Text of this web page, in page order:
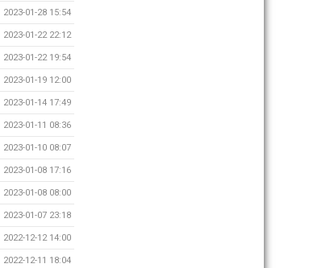
2023-01-28 15:54
2023-01-22 22:12
2023-01-22 19:54
2023-01-19 12:00
2023-01-14 17:49
2023-01-11 08:36
2023-01-10 08:07
2023-01-08 17:16
2023-01-08 08:00
2023-01-07 23:18
2022-12-12 14:00
2022-12-11 18:04